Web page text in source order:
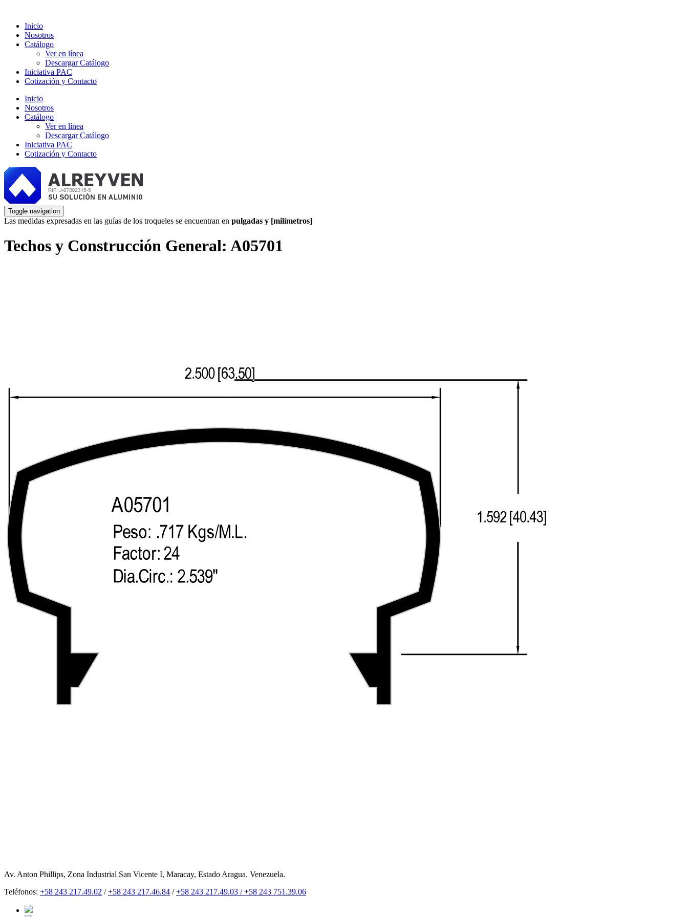
Inicio
Nosotros
Catálogo
Ver en línea
Descargar Catálogo
Iniciativa PAC
Cotización y Contacto
Inicio
Nosotros
Catálogo
Ver en línea
Descargar Catálogo
Iniciativa PAC
Cotización y Contacto
Toggle navigation
Las medidas expresadas en las guías de los troqueles se encuentran en pulgadas y [milímetros]
Techos y Construcción General: A05701
Av. Anton Phillips, Zona Industrial San Vicente I, Maracay, Estado Aragua. Venezuela.
Teléfonos: +58 243 217.49.02 /+58 243 217.46.84 /+58 243 217.49.03 /+58 243 751.39.06